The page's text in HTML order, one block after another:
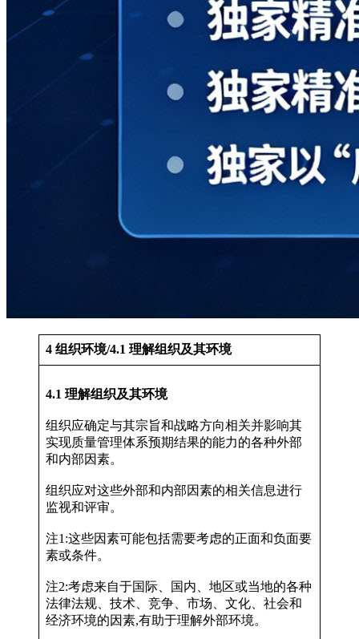
4 组织环境/4.1 理解组织及其环境
4.1 理解组织及其环境
组织应确定与其宗旨和战略方向相关并影响其
实现质量管理体系预期结果的能力的各种外部
和内部因素。
组织应对这些外部和内部因素的相关信息进行
监视和评审。
注1:这些因素可能包括需要考虑的正面和负面要
素或条件。
注2:考虑来自于国际、国内、地区或当地的各种
法律法规、技术、竞争、市场、文化、社会和
经济环境的因素,有助于理解外部环境。